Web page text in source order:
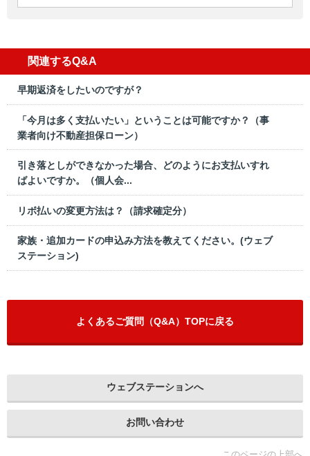
関連するQ&A
早期返済をしたいのですが？
「今月は多く支払いたい」ということは可能ですか？（事
業者向け不動産担保ローン）
引き落としができなかった場合、どのようにお支払いすれ
ばよいですか。（個人会...
リボ払いの変更方法は？（請求確定分）
家族・追加カードの申込み方法を教えてください。(ウェブ
ステーション)
よくあるご質問（Q&A）TOPに戻る
ウェブステーションへ
お問い合わせ